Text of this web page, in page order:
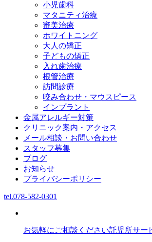
小児歯科
マタニティ治療
審美治療
ホワイトニング
大人の矯正
子どもの矯正
入れ歯治療
根管治療
訪問診療
咬み合わせ・マウスピース
インプラント
金属アレルギー対策
クリニック案内・アクセス
メール相談・お問い合わせ
スタッフ募集
ブログ
お知らせ
プライバシーポリシー
tel.078-582-0301
お気軽にご相談ください託児所サー